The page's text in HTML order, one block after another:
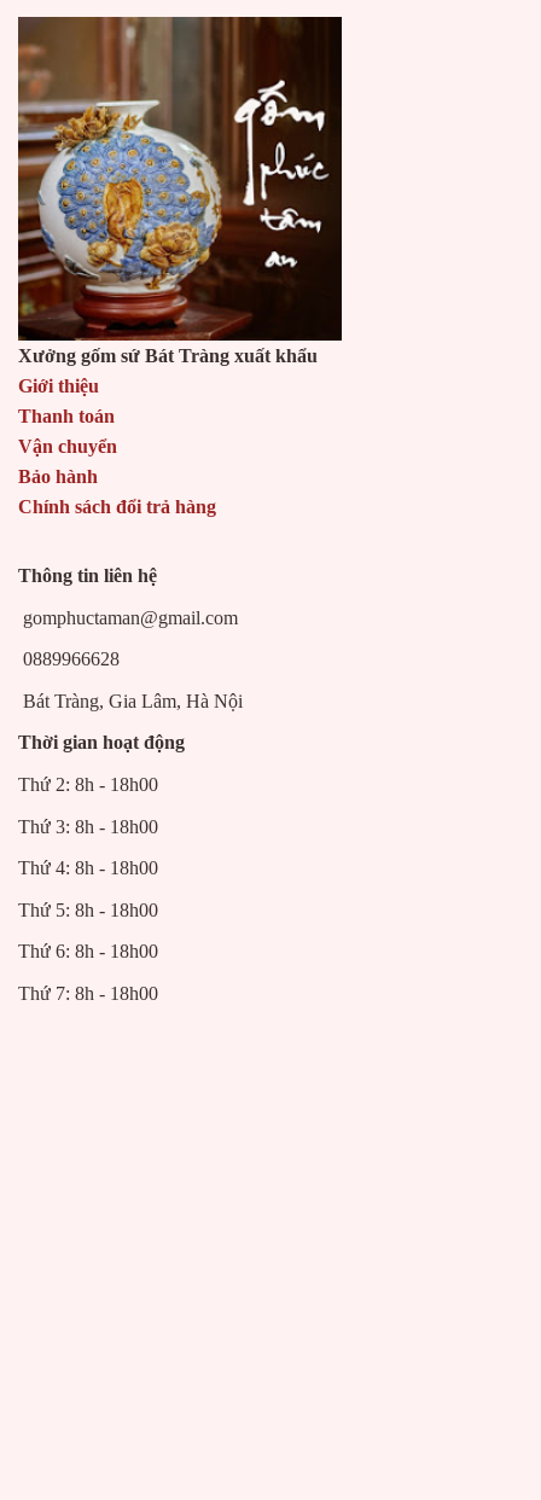
Xưởng gốm sứ Bát Tràng xuất khẩu
Giới thiệu
Thanh toán
Vận chuyển
Bảo hành
Chính sách đổi trả hàng
Thông tin liên hệ
gomphuctaman@gmail.com
0889966628
Bát Tràng, Gia Lâm, Hà Nội
Thời gian hoạt động
Thứ 2: 8h - 18h00
Thứ 3: 8h - 18h00
Thứ 4: 8h - 18h00
Thứ 5: 8h - 18h00
Thứ 6: 8h - 18h00
Thứ 7: 8h - 18h00